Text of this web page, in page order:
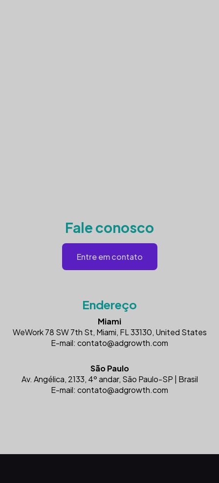
Fale conosco
Entre em contato
Endereço
Miami
WeWork 78 SW 7th St, Miami, FL 33130, United States
E-mail: contato@adgrowth.com
São Paulo
Av. Angélica, 2133, 4º andar, São Paulo-SP | Brasil
E-mail: contato@adgrowth.com